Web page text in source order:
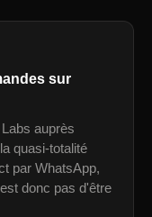
sur
auprès
quasi-totalité
par WhatsApp,
donc pas d'être